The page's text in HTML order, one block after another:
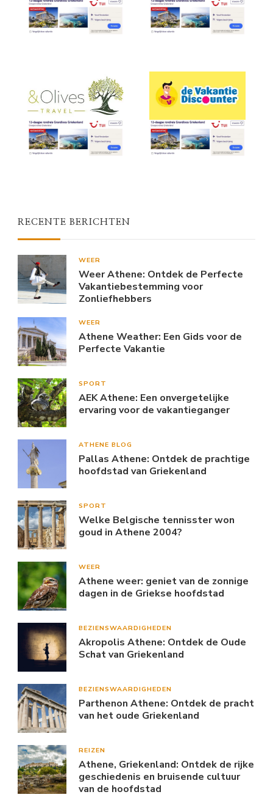
RECENTE BERICHTEN
WEER
Weer Athene: Ontdek de Perfecte
Vakantiebestemming voor
Zonliefhebbers
WEER
Athene Weather: Een Gids voor de
Perfecte Vakantie
SPORT
AEK Athene: Een onvergetelijke
ervaring voor de vakantieganger
ATHENE BLOG
Pallas Athene: Ontdek de prachtige
hoofdstad van Griekenland
SPORT
Welke Belgische tennisster won
goud in Athene 2004?
WEER
Athene weer: geniet van de zonnige
dagen in de Griekse hoofdstad
BEZIENSWAARDIGHEDEN
Akropolis Athene: Ontdek de Oude
Schat van Griekenland
BEZIENSWAARDIGHEDEN
Parthenon Athene: Ontdek de pracht
van het oude Griekenland
REIZEN
Athene, Griekenland: Ontdek de rijke
geschiedenis en bruisende cultuur
van de hoofdstad